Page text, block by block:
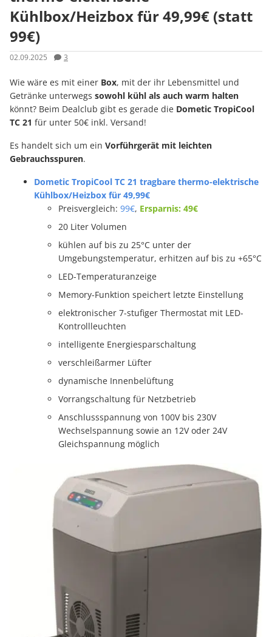
Kühlbox/Heizbox für 49,99€ (statt
99€)
02.09.2025 3
Wie wäre es mit einer Box, mit der ihr Lebensmittel und
Getränke unterwegs sowohl kühl als auch warm halten
könnt? Beim Dealclub gibt es gerade die Dometic TropiCool
TC 21 für unter 50€ inkl. Versand!
Es handelt sich um ein Vorführgerät mit leichten
Gebrauchsspuren.
Dometic TropiCool TC 21 tragbare thermo-elektrische
Kühlbox/Heizbox für 49,99€
Preisvergleich: 99€, Ersparnis: 49€
20 Liter Volumen
kühlen auf bis zu 25°C unter der
Umgebungstemperatur, erhitzen auf bis zu +65°C
LED-Temperaturanzeige
Memory-Funktion speichert letzte Einstellung
elektronischer 7-stufiger Thermostat mit LED-
Kontrollleuchten
intelligente Energiesparschaltung
verschleißarmer Lüfter
dynamische Innenbelüftung
Vorrangschaltung für Netzbetrieb
Anschlussspannung von 100V bis 230V
Wechselspannung sowie an 12V oder 24V
Gleichspannung möglich